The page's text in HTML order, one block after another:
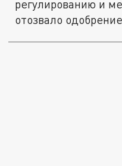
регулированию и
отозвало